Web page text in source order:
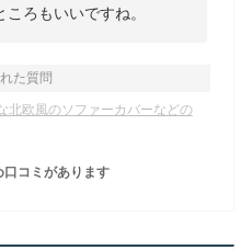
ろもいいですね。
た質問
北欧風のソファーカバーなどの
口コミがあります